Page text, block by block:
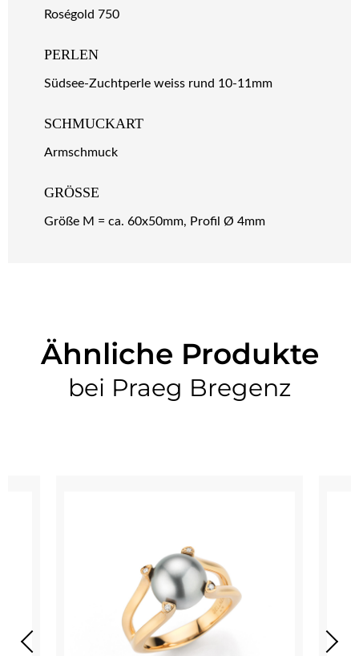
Roségold 750
PERLEN
Südsee-Zuchtperle weiss rund 10-11mm
SCHMUCKART
Armschmuck
GRÖSSE
Größe M = ca. 60x50mm, Profil Ø 4mm
Ähnliche Produkte
bei Praeg Bregenz